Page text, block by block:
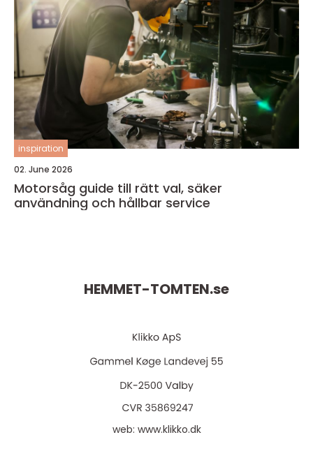
inspiration
02. June 2026
Motorsåg guide till rätt val, säker
användning och hållbar service
HEMMET-TOMTEN.se
web: www.klikko.dk